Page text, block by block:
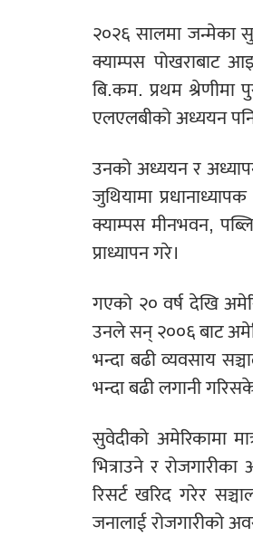
२०२६ सालमा जन्मेका
क्याम्पस पोखराबाट
बि.कम. प्रथम श्रेणीमा
एलएलबीको अध्ययन
उनको अध्ययन र
जुथियामा
क्याम्पस मीनभवन,
प्राध्यापन गरे।
गएको २० वर्ष देखि
उनले सन् २००६ बाट
भन्दा बढी व्यवसाय
भन्दा बढी लगानी
सुवेदीको अमेरिकामा
भित्राउने र
रिसर्ट खरिद गरेर
जनालाई रोजगारीको